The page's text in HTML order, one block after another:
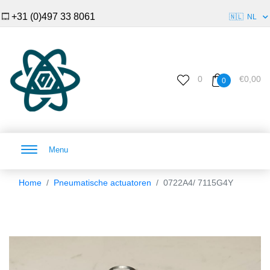
+31 (0)497 33 8061 🇳🇱 NL
0 0 €0,00
Menu
Home Pneumatische actuatoren 0722A4/ 7115G4Y